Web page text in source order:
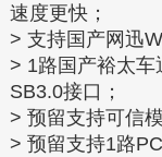
速度更快；
> 支持国产网迅
> 1路国产裕太
SB3.0接口；
> 预留支持可信模
> 预留支持1路